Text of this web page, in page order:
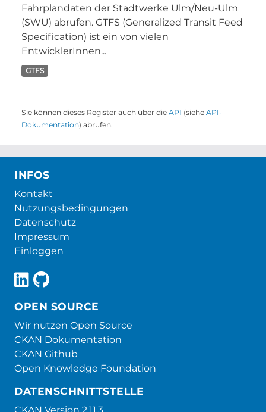
Fahrplandaten der Stadtwerke Ulm/Neu-Ulm
(SWU) abrufen. GTFS (Generalized Transit Feed
Specification) ist ein von vielen
EntwicklerInnen...
GTFS
Sie können dieses Register auch über die API (siehe API-
Dokumentation) abrufen.
INFOS
Kontakt
Nutzungsbedingungen
Datenschutz
Impressum
Einloggen
OPEN SOURCE
Wir nutzen Open Source
CKAN Dokumentation
CKAN Github
Open Knowledge Foundation
DATENSCHNITTSTELLE